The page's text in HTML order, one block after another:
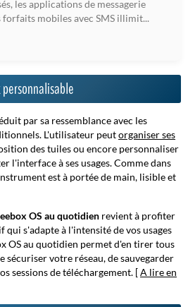
les applications de messagerie
mobiles avec SMS illimit...
par sa ressemblance avec les
L'utilisateur peutorganiser ses
des tuiles ou encore personnaliser
l'interface à ses usages. Comme dans
est à portée de main, lisible et
OS au quotidien revient à profiter
s'adapte à l'intensité de vos usages
OS au quotidien permet d'en tirer tous
sécuriser votre réseau, de sauvegarder
sessions de téléchargement. [A lire en